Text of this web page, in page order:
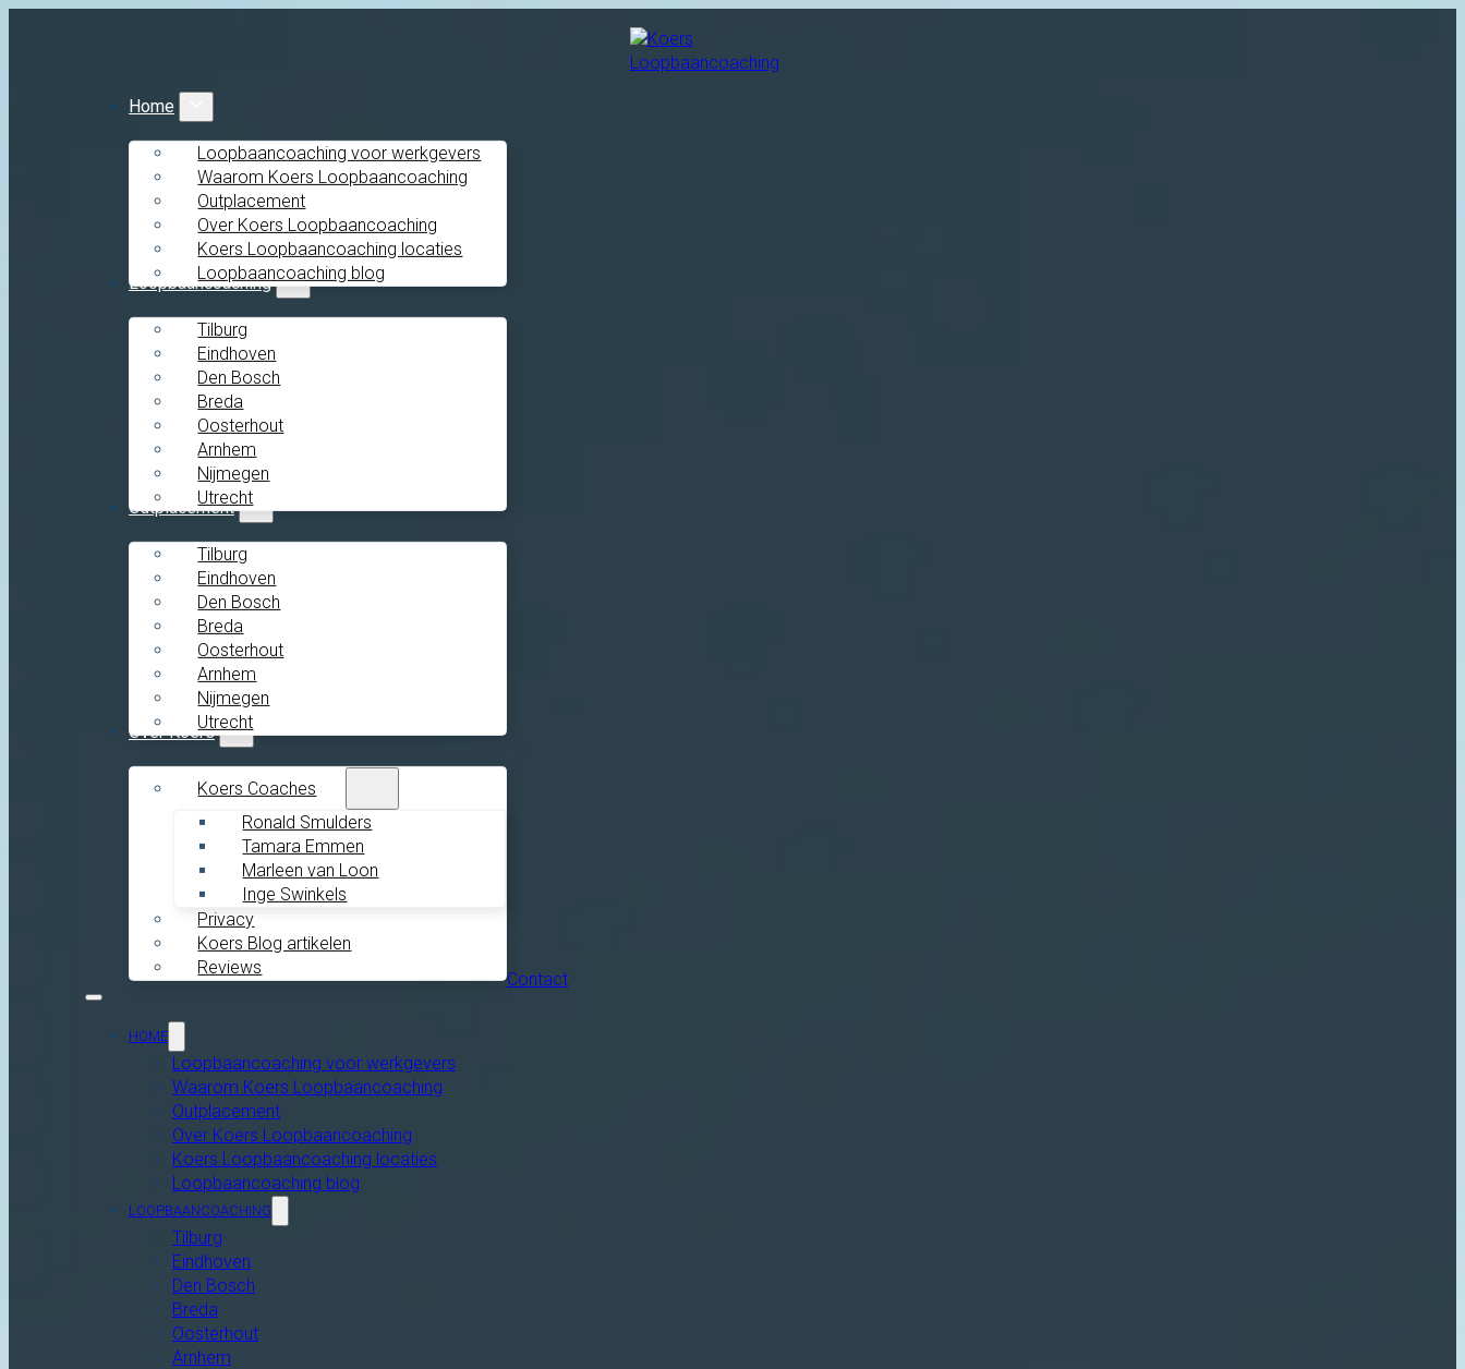
Home
Loopbaancoaching voor werkgevers
Waarom Koers Loopbaancoaching
Outplacement
Over Koers Loopbaancoaching
Koers Loopbaancoaching locaties
Loopbaancoaching blog
Loopbaancoaching
Tilburg
Eindhoven
Den Bosch
Breda
Oosterhout
Arnhem
Nijmegen
Utrecht
Outplacement
Tilburg
Eindhoven
Den Bosch
Breda
Oosterhout
Arnhem
Nijmegen
Utrecht
Over Koers
Koers Coaches
Ronald Smulders
Tamara Emmen
Marleen van Loon
Inge Swinkels
Privacy
Koers Blog artikelen
Reviews
HOME
Loopbaancoaching voor werkgevers
Waarom Koers Loopbaancoaching
Outplacement
Over Koers Loopbaancoaching
Koers Loopbaancoaching locaties
Loopbaancoaching blog
LOOPBAANCOACHING
Tilburg
Eindhoven
Den Bosch
Breda
Oosterhout
Arnhem
Contact